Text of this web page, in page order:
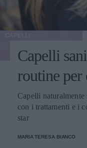
Capelli
routine
Capelli
con i trattamenti e i
star
MARIA TERESA BIANCO